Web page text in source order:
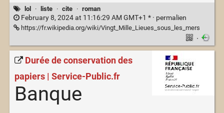
lol · liste · cite · roman
February 8, 2024 at 11:16:29 AM GMT+1 * · permalien
https://fr.wikipedia.org/wiki/Vingt_Mille_Lieues_sous_les_mers
·
Durée de conservation des
papiers | Service-Public.fr
Banque